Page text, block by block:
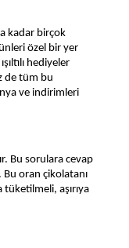
kadar birçok
özel bir yer
hediyeler
de tüm bu
ve indirimleri
Bu sorulara cevap
oran çikolatanı
aşırıya